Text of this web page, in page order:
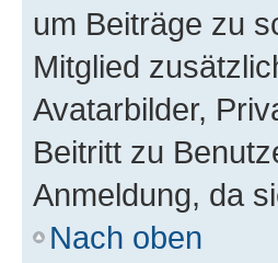
um Beiträge zu
Mitglied
Avatarbilder,
Beitritt zu
Anmeldung, da
Nach oben